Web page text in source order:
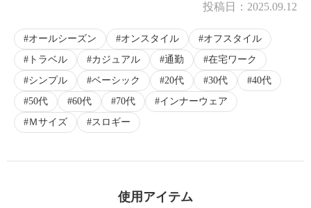
投稿日： 2025.09.12
オールシーズン オンスタイル
オフスタイル
トラベル
カジュアル 通勤
在宅ワーク
シンプル
ベーシック 20代 30代
40代
50代
60代 70代
インナーウェア
Ｍサイズ
スロギー
使用アイテム